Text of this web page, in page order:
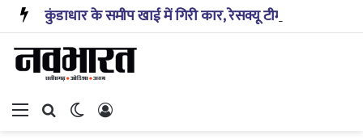
Menu Search forSwitch skin